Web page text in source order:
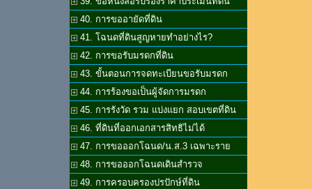
40. การขออายัดที่ดิน
41. โฉนดที่ดินสูญหายทำอย่างไร?
42. การขอรับมรดกที่ดิน
43. ขั้นตอนการจดทะเบียนขอรับมรดก
44. การร้องขอเป็นผู้จัดการมรดก
45. การรังวัด รวม แบ่งแยก สอบเขตที่ดิน
46. ที่ดินที่ออกเอกสารสิทธิไม่ได้
47. การขอออกโฉนด/น.ส.3 เฉพาะราย
48. การขอออกโฉนดเดินสำรวจ
49. การครอบครองปรปักษ์ที่ดิน